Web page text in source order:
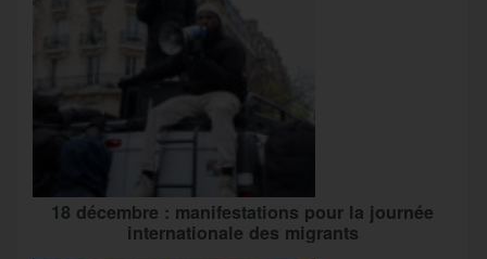
18 décembre : manifestations pour la journée
internationale des migrants